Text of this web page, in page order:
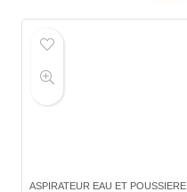
ASPIRATEUR EAU ET POUSSIERE